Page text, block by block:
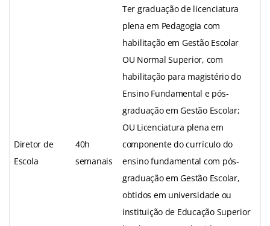
Diretor de
Escola
40h
semanais
Ter graduação de licenciatura
plena em Pedagogia com
habilitação em Gestão Escolar
OU Normal Superior, com
habilitação para magistério do
Ensino Fundamental e pós-
graduação em Gestão Escolar;
OU Licenciatura plena em
componente do currículo do
ensino fundamental com pós-
graduação em Gestão Escolar,
obtidos em universidade ou
instituição de Educação Superior